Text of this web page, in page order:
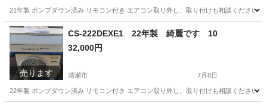
21年製 ポンプダウン済み リモコン付き エアコン取り外し、取り付けも相談ください！
東京 清瀬市 IHF
売ります
CS-222DEXE1 22年製 綺麗です 10
32,000円
清瀬市 7月8日
22年製 ポンプダウン済み リモコン付き エアコン取り外し、取り付けも相談ください！